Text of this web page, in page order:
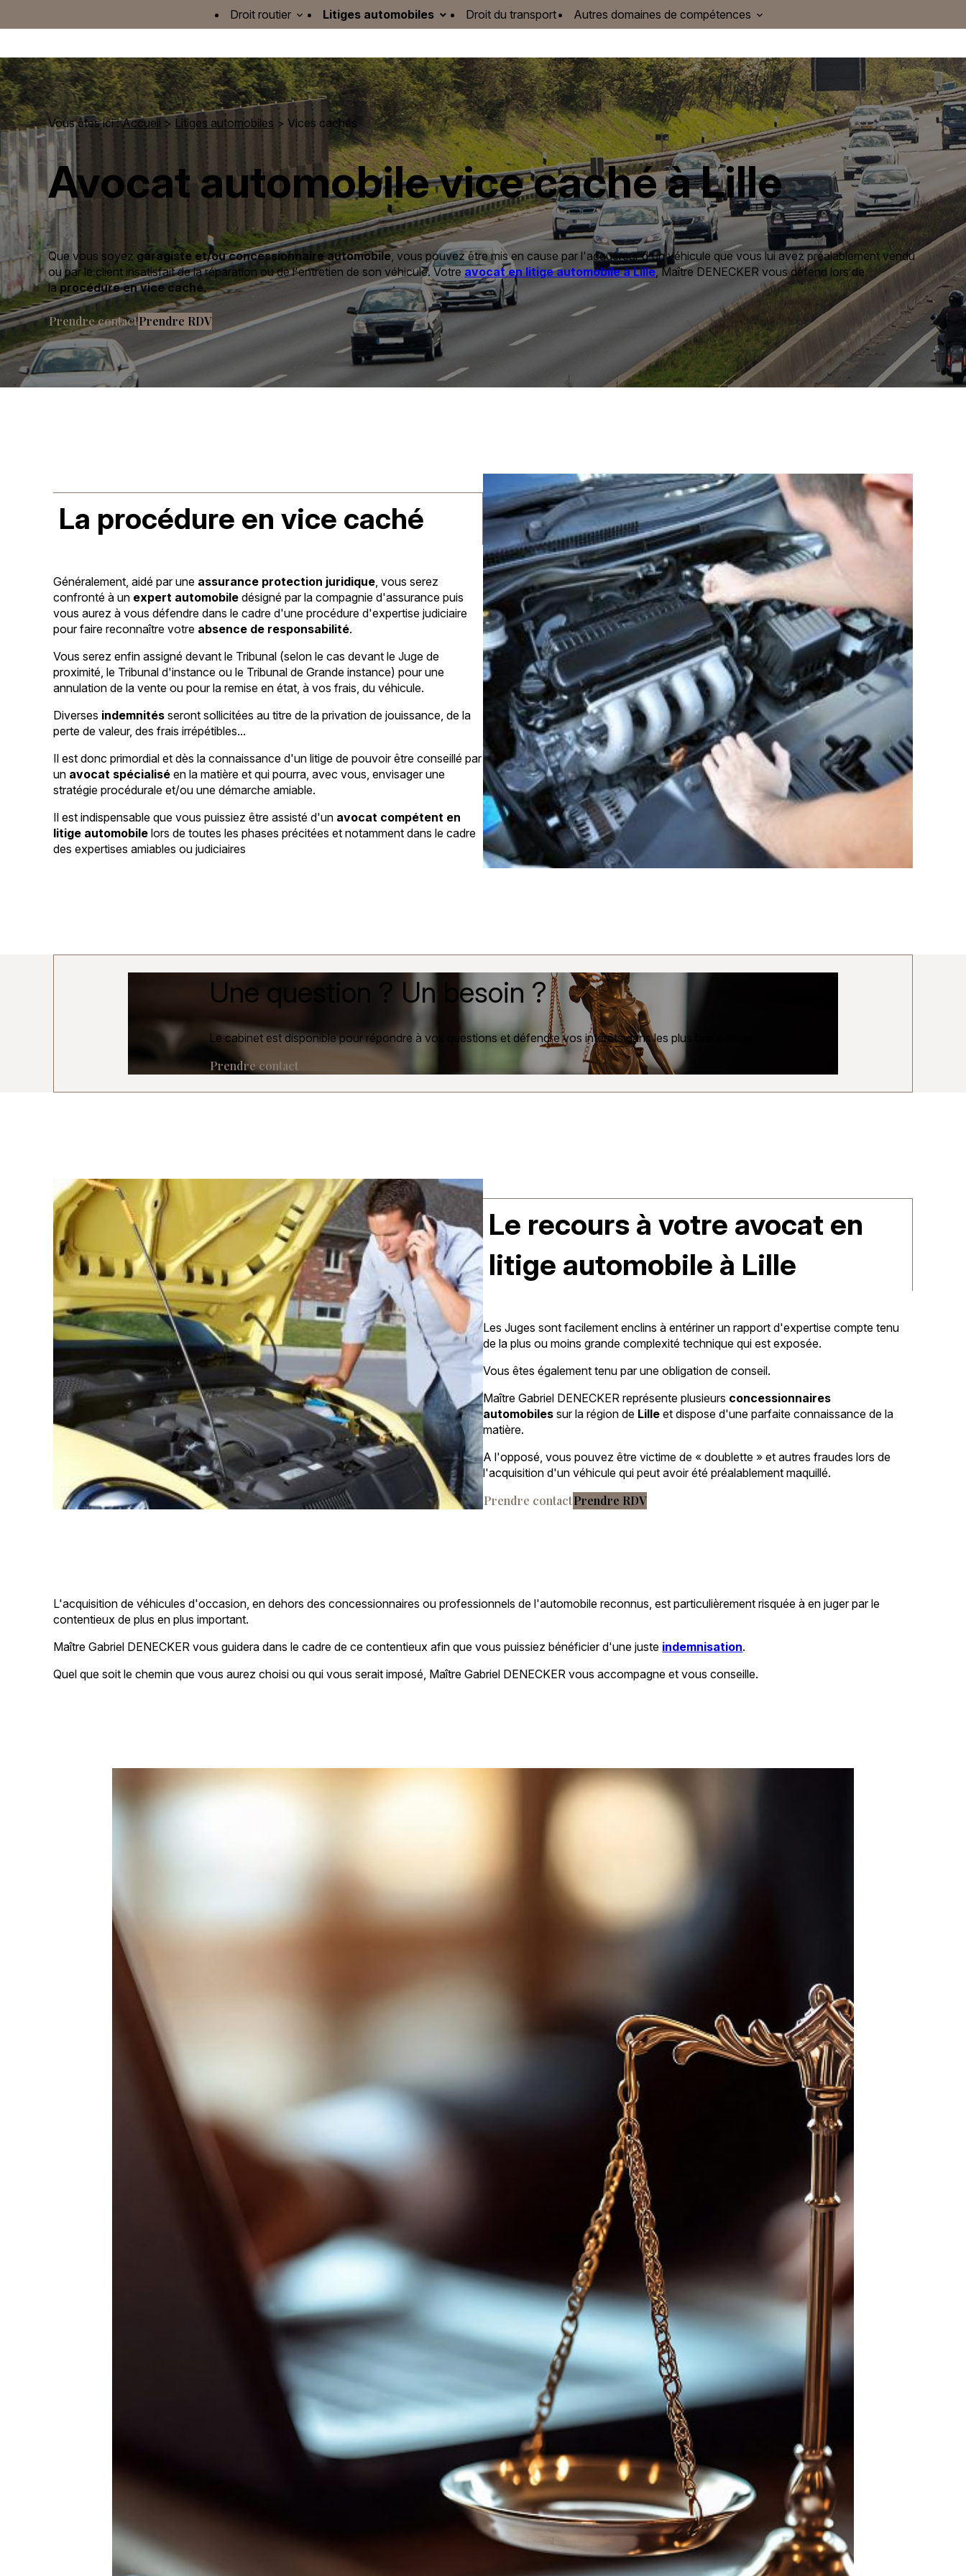
Droit routier Litiges automobiles Droit du transport Autres domaines de compétences
Vous êtes ici : Accueil > Litiges automobiles > Vices cachés
Avocat automobile vice caché à Lille
Que vous soyezgaragiste et/ou concessionnaire automobile , vous pouvez être mis en cause par l'acquéreur d'un véhicule que vous lui avez préalablement vendu
ou par le client insatisfait de la réparation ou de l'entretien de son véhicule. Votreavocat en litige automobile à Lille, Maître DENECKER vous défend lors de
la procédure en vice caché.
Prendre contactPrendre RDV
La procédure en vice caché
Généralement, aidé par une assurance protection juridique, vous serez
confronté à un expert automobile désigné par la compagnie d'assurance puis
vous aurez à vous défendre dans le cadre d'une procédure d'expertise judiciaire
pour faire reconnaître votre absence de responsabilité.
Vous serez enfin assigné devant le Tribunal (selon le cas devant le Juge de
proximité, le Tribunal d'instance ou le Tribunal de Grande instance) pour une
annulation de la vente ou pour la remise en état, à vos frais, du véhicule.
Diverses indemnités seront sollicitées au titre de la privation de jouissance, de la
perte de valeur, des frais irrépétibles...
Il est donc primordial et dès la connaissance d'un litige de pouvoir être conseillé par
un avocat spécialisé en la matière et qui pourra, avec vous, envisager une
stratégie procédurale et/ou une démarche amiable.
Il est indispensable que vous puissiez être assisté d'un avocat compétent en
litige automobile lors de toutes les phases précitées et notamment dans le cadre
des expertises amiables ou judiciaires
Une question ? Un besoin ?
Le cabinet est disponible pour répondre à vos questions et défendre vos intérêts dans les plus brefs délais.
Prendre contact
Le recours à votre avocat en
litige automobile à Lille
Les Juges sont facilement enclins à entériner un rapport d'expertise compte tenu
de la plus ou moins grande complexité technique qui est exposée.
Vous êtes également tenu par une obligation de conseil.
Maître Gabriel DENECKER représente plusieurs concessionnaires
automobiles sur la région de Lille et dispose d'une parfaite connaissance de la
matière.
A l'opposé, vous pouvez être victime de « doublette » et autres fraudes lors de
l'acquisition d'un véhicule qui peut avoir été préalablement maquillé.
Prendre contactPrendre RDV
L'acquisition de véhicules d'occasion, en dehors des concessionnaires ou professionnels de l'automobile reconnus, est particulièrement risquée à en juger par le
contentieux de plus en plus important.
Maître Gabriel DENECKER vous guidera dans le cadre de ce contentieux afin que vous puissiez bénéficier d'une juste indemnisation.
Quel que soit le chemin que vous aurez choisi ou qui vous serait imposé, Maître Gabriel DENECKER vous accompagne et vous conseille.